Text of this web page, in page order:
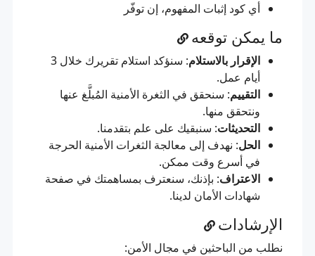
أي كود إثبات المفهوم، إن توفّر
ما يمكن توقعه
الإقرار بالاستلام
: سنؤكد استلام تقريرك خلال 3
أيام عمل.
التقييم: سنحقق في الثغرة الأمنية المُبلَّغ عنها
ونتحقق منها.
التحديثات: سنبقيك على علم بتقدمنا.
الحل: نهدف إلى معالجة الثغرات الأمنية الحرجة
في أسرع وقت ممكن.
الاعتراف: بإذنك، سنعترف بمساهمتك في صفحة
شهادات الأمان لدينا.
الإرشادات
نطلب من الباحثين في مجال الأمن: